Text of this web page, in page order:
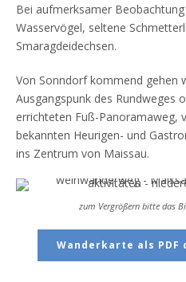
Bei aufmerksamer
Wasservögel, seltene
Smaragdeidechsen.
Von Sonndorf kommend gehen
Ausgangspunk des Rundweges
errichteten Fuß-Panoramaweg,
bekannten Heurigen- und
ins Zentrum von Maissau.
zum Vergrößern bitte das
Wanderkarte als PDF